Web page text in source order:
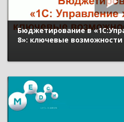
Бюджетирование в
8»: ключевые